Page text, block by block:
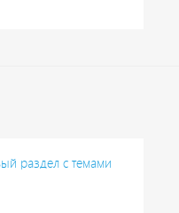
раздел с темами